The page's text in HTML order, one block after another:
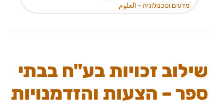
מדעים וטכנולוגיה - العلوم
שילוב זכויות בע"ח בבתי
ספר – הצעות והזדמנויות